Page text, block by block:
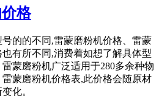
格
的的不同,雷蒙磨粉机价格、雷蒙
有所不同,消费着如想了解具体型
蒙磨粉机广泛适用于280多余种物
蒙磨粉机价格表,此价格会随原材
化。